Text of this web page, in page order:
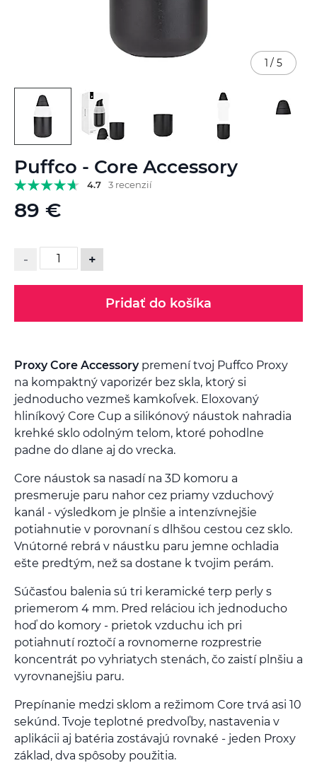
Puffco - Core Accessory
4.7 3 recenzií
89 €
- +
Pridať do košíka
Proxy Core Accessorypremení tvoj Puffco Proxy
na kompaktný vaporizér bez skla, ktorý si
jednoducho vezmeš kamkoľvek. Eloxovaný
hliníkový Core Cup a silikónový náustok nahradia
krehké sklo odolným telom, ktoré pohodlne
padne do dlane aj do vrecka.
Core náustok sa nasadí na 3D komoru a
presmeruje paru nahor cez priamy vzduchový
kanál - výsledkom je plnšie a intenzívnejšie
potiahnutie v porovnaní s dlhšou cestou cez sklo.
Vnútorné rebrá v náustku paru jemne ochladia
ešte predtým, než sa dostane k tvojim perám.
Súčasťou balenia sú tri keramické terp perly s
priemerom 4 mm. Pred reláciou ich jednoducho
hoď do komory - prietok vzduchu ich pri
potiahnutí roztočí a rovnomerne rozprestrie
koncentrát po vyhriatych stenách, čo zaistí plnšiu a
vyrovnanejšiu paru.
Prepínanie medzi sklom a režimom Core trvá asi 10
sekúnd. Tvoje teplotné predvoľby, nastavenia v
aplikácii aj batéria zostávajú rovnaké - jeden Proxy
základ, dva spôsoby použitia.
1 / 5
na
začiatok
galérie
obrázkov